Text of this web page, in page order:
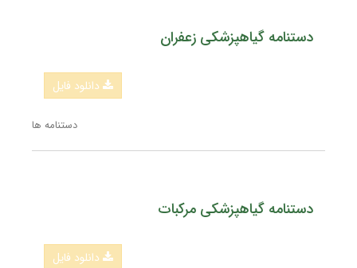
دستنامه گیاهپزشکی زعفران
دانلود فایل
دستنامه ها
دستنامه گیاهپزشکی مرکبات
دانلود فایل